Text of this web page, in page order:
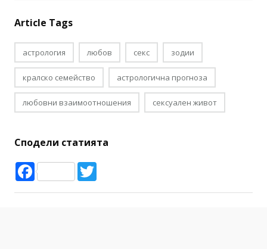
Article Tags
астрология любов секс зодии
кралско семейство астрологична прогноза
любовни взаимоотношения сексуален живот
Сподели статията
Facebook